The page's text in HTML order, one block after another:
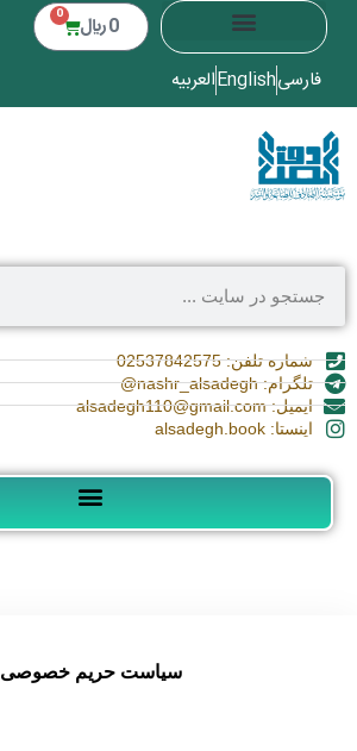
0 ﷼ 0
فارسیEnglishالعربیه
شماره تلفن: 02537842575
تلگرام: nashr_alsadegh@
ایمیل: alsadegh110@gmail.com
اینستا: alsadegh.book
سیاست حریم خصوصی